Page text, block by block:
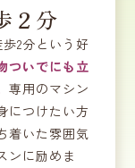
２分
2分という好
ついでにも立
専用のマシン
につけたい方
着いた雰囲気
ンに励めま